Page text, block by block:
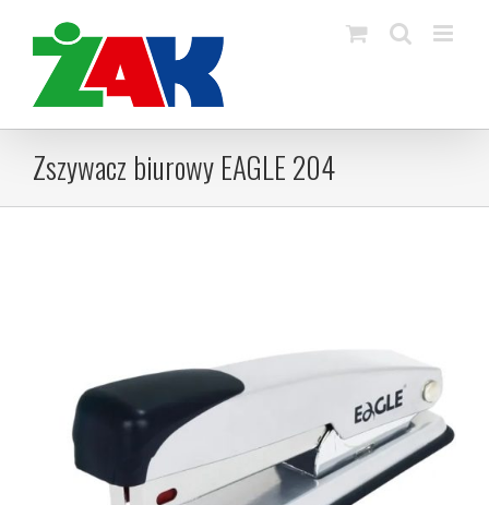
content
Zszywacz biurowy EAGLE 204